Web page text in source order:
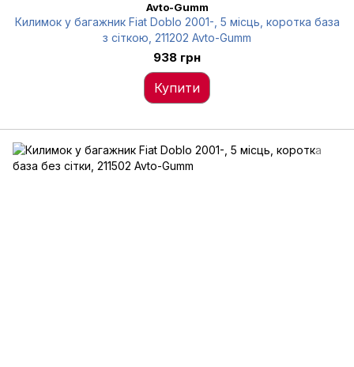
Avto-Gumm
Килимок у багажник Fiat Doblo 2001-, 5 місць, коротка база
з сіткою, 211202 Avto-Gumm
938 грн
Купити